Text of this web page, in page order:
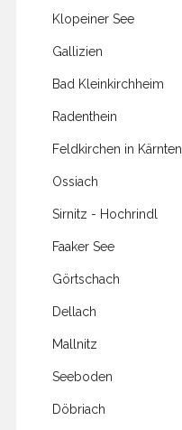
Klopeiner See
Gallizien
Bad Kleinkirchheim
Radenthein
Feldkirchen in Kärnten
Ossiach
Sirnitz - Hochrindl
Faaker See
Görtschach
Dellach
Mallnitz
Seeboden
Döbriach